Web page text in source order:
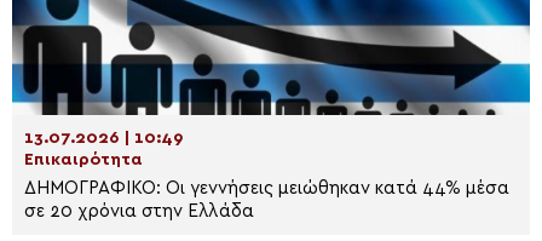
13.07.2026 | 10:49
Επικαιρότητα
ΔΗΜΟΓΡΑΦΙΚΟ: Οι γεννήσεις μειώθηκαν κατά 44% μέσα
σε 20 χρόνια στην Ελλάδα